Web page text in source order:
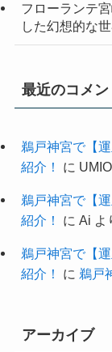
フローランテ
した幻想的な
最近のコメン
鵜戸神宮で【
紹介！
に UMIO
鵜戸神宮で【
紹介！
に Ai よ
鵜戸神宮で【
紹介！
に 鵜戸
アーカイブ